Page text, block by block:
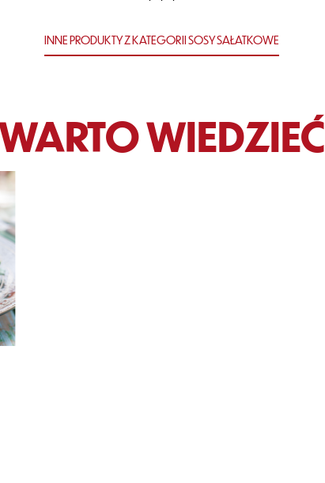
INNE PRODUKTY Z KATEGORII SOSY SAŁATKOWE
WIEDZIEĆ